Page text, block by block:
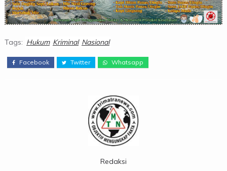
Tags: Hukum Kriminal Nasional
Facebook Twitter Whatsapp
Redaksi